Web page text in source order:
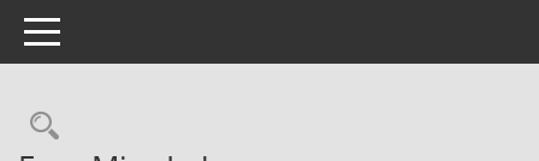
Toggle navigation
Rechercheauswahl